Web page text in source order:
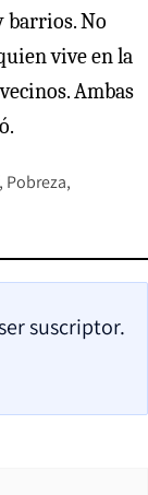
barrios. No
vive en la
Ambas
Pobreza
suscriptor.